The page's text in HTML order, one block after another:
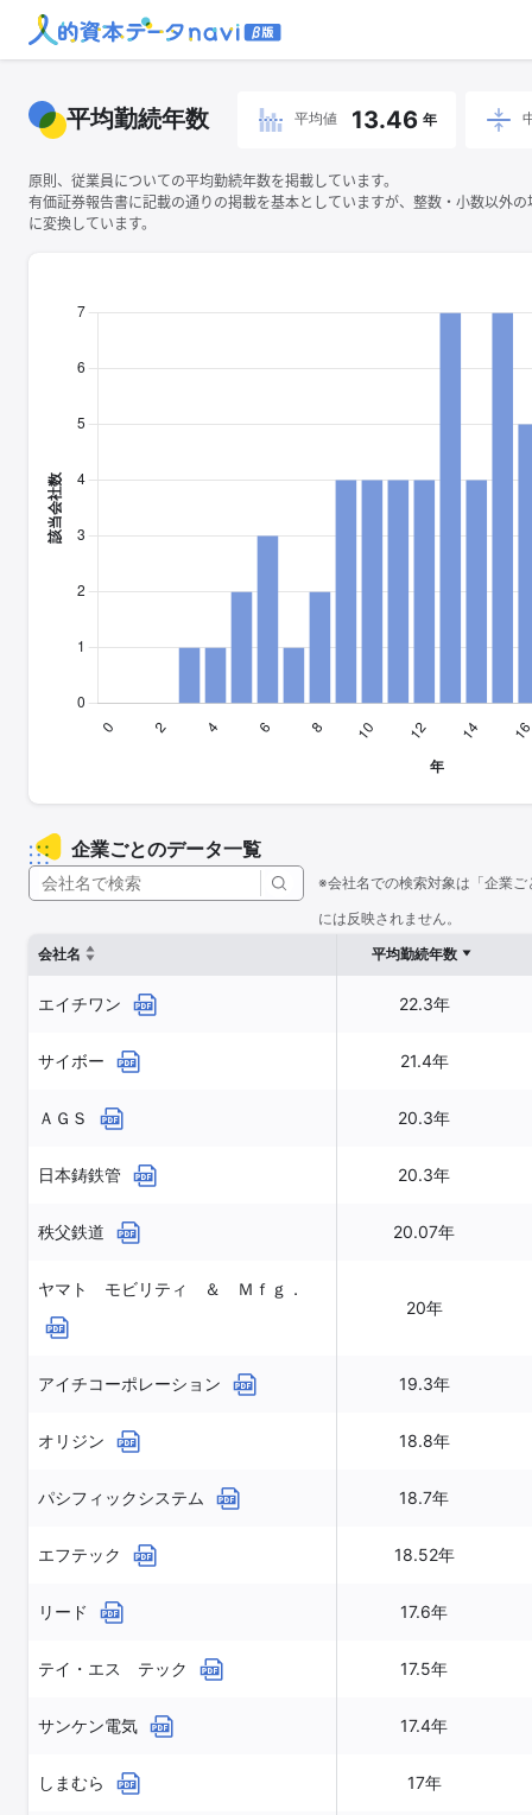
平均勤続年数 平均値 13.46 年
原則、従業員についての平均勤続年数を掲載しています。
有価証券報告書に記載の通りの掲載を基本としていますが、整数・小数以外
に変換しています。
企業ごとのデータ一覧
※会社名での検索対象は「企業
には反映されません。
会社名
平均勤続年数
エイチワン 22.3年
サイボー 21.4年
ＡＧＳ 20.3年
日本鋳鉄管 20.3年
秩父鉄道 20.07年
ヤマト モビリティ ＆ Ｍｆｇ．
20年
アイチコーポレーション 19.3年
オリジン 18.8年
パシフィックシステム 18.7年
エフテック 18.52年
リード 17.6年
テイ・エス テック 17.5年
サンケン電気 17.4年
しまむら 17年